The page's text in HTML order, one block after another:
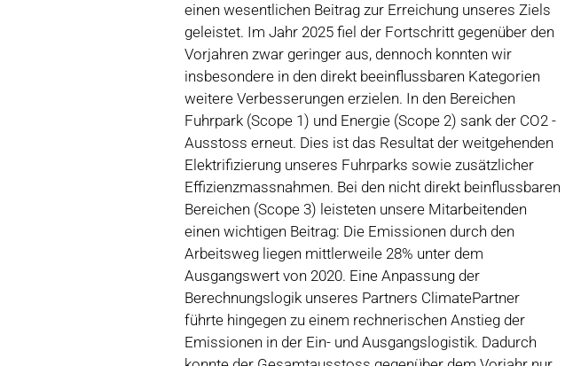
einen wesentlichen Beitrag zur Erreichung unseres Ziels
geleistet. Im Jahr 2025 fiel der Fortschritt gegenüber den
Vorjahren zwar geringer aus, dennoch konnten wir
insbesondere in den direkt beeinflussbaren Kategorien
weitere Verbesserungen erzielen. In den Bereichen
Fuhrpark (Scope 1) und Energie (Scope 2) sank der CO2 -
Ausstoss erneut. Dies ist das Resultat der weitgehenden
Elektrifizierung unseres Fuhrparks sowie zusätzlicher
Effizienzmassnahmen. Bei den nicht direkt beinflussbaren
Bereichen (Scope 3) leisteten unsere Mitarbeitenden
einen wichtigen Beitrag: Die Emissionen durch den
Arbeitsweg liegen mittlerweile 28% unter dem
Ausgangswert von 2020. Eine Anpassung der
Berechnungslogik unseres Partners ClimatePartner
führte hingegen zu einem rechnerischen Anstieg der
Emissionen in der Ein- und Ausgangslogistik. Dadurch